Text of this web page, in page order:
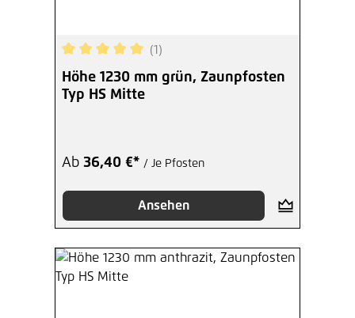
Durchschnittliche Bewertung von 5 von 5
(1)
Höhe 1230 mm grün, Zaunpfosten
Typ HS Mitte
Ab 36,40 €* / Je Pfosten
Ansehen